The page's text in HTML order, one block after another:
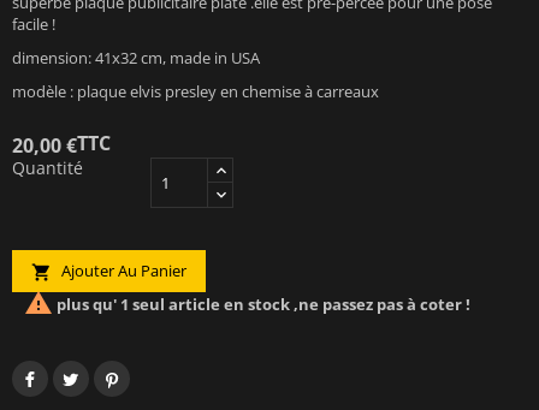
facile !
dimension: 41x32 cm, made in USA
modèle : plaque elvis presley en chemise à carreaux
20,00 €TTC
Quantité
 Ajouter Au Panier
 plus qu' 1 seul article en stock ,ne passez pas à coter !